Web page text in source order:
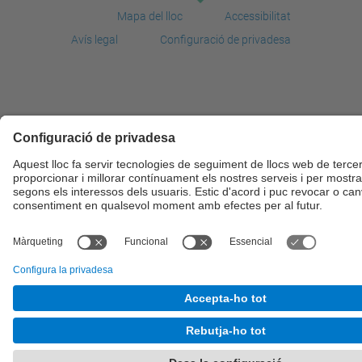
Mapa del lloc
Accessibilitat
Avís legal
Configuració de privadesa